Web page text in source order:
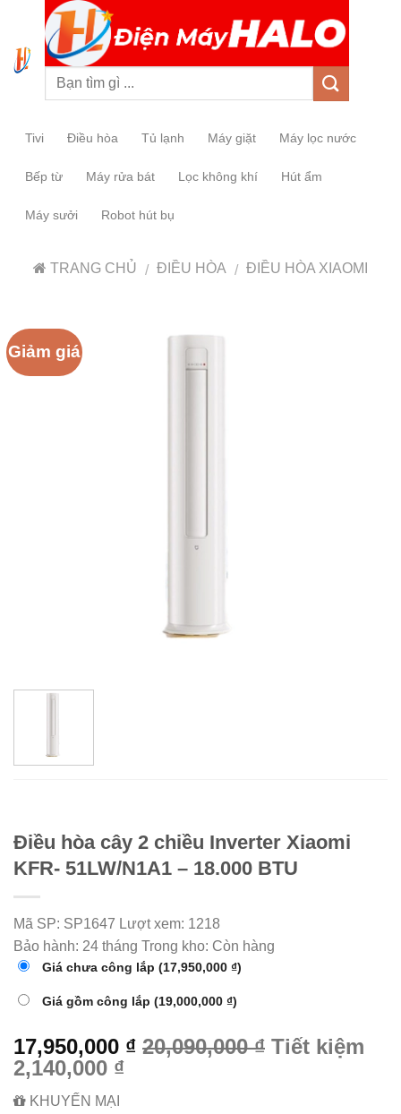
Tivi Điều hòa Tủ lạnh Máy giặt Máy lọc nước
Bếp từ Máy rửa bát Lọc không khí Hút ẩm
Máy sưởi Robot hút bụ
TRANG CHỦ / ĐIỀU HÒA / ĐIỀU HÒA XIAOMI
Giảm giá
Điều hòa cây 2 chiều Inverter Xiaomi
KFR- 51LW/N1A1 – 18.000 BTU
Mã SP: SP1647 Lượt xem: 1218
Bảo hành: 24 tháng Trong kho: Còn hàng
Giá chưa công lắp (17,950,000 ₫)
Giá gồm công lắp (19,000,000 ₫)
17,950,000 ₫ 20,090,000 ₫ Tiết kiệm
2,140,000 ₫
KHUYẾN MẠI